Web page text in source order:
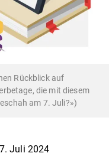
Rückblick auf
die mit diesem
am 7. Juli?»)
Juli 2024